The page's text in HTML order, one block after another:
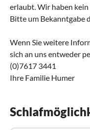
erlaubt. Wir haben
Bitte um Bekanntgabe
Wenn Sie weitere
sich an uns entweder
(0)7617 3441
Ihre Familie Humer